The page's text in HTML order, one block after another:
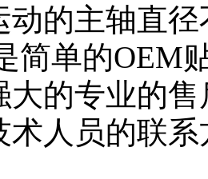
动的主轴直
简单的OEM
大的专业的
术人员的联